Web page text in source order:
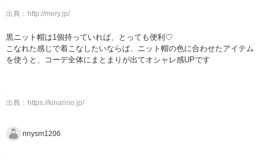
出典： http://mery.jp/
黒ニット帽は1個持っていれば、とっても便利♡
こなれた感じで着こなしたいならば、ニット帽の色に合わせたアイテム
を使うと、コーデ全体にまとまりが出てオシャレ感UPです
出典： https://kinarino.jp/
nnysm1206